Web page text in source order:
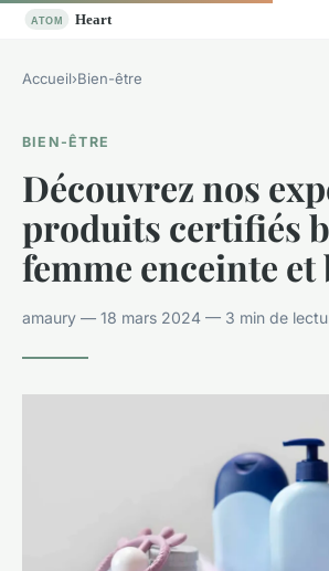
Accueil›Bien-être
BIEN-ÊTRE
Découvrez nos
produits certifiés
femme enceinte et
amaury — 18 mars 2024 — 3 min de